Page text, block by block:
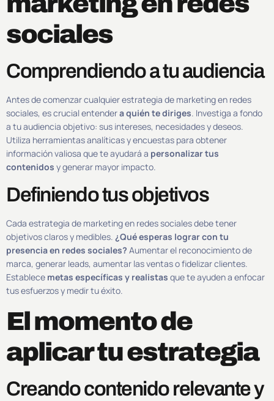
sociales
Comprendiendo a tu audiencia
Antes de comenzar cualquier estrategia de marketing en redes
sociales, es crucial entendera quién te diriges. Investiga a fondo
a tu audiencia objetivo: sus intereses, necesidades y deseos.
Utiliza herramientas analíticas y encuestas para obtener
información valiosa que te ayudará a personalizar tus
contenidos y generar mayor impacto.
Definiendo tus objetivos
Cada estrategia de marketing en redes sociales debe tener
objetivos claros y medibles. ¿Qué esperas lograr con tu
presencia en redes sociales? Aumentar el reconocimiento de
marca, generar leads, aumentar las ventas o fidelizar clientes.
Establece metas específicas y realistas que te ayuden a enfocar
tus esfuerzos y medir tu éxito.
El momento de
aplicar tu estrategia
Creando contenido relevante y